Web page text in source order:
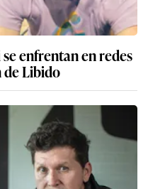
enfrentan en redes
Libido